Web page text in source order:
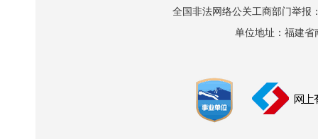
全国非法网络公关工商部门举报
单位地址：福建省